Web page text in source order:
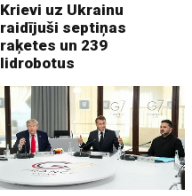
Krievi uz Ukrainu
raidījuši septiņas
raķetes un 239
lidrobotus